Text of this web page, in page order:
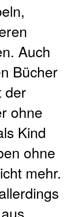
Auch
Bücher
der
ohne
Kind
ohne
mehr.